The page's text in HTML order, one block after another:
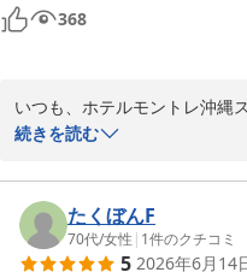
またお会いできます日を心よ
ホテルモントレ沖縄 スパ＆
2026-06-28
毎度のことですが、客室数に対
階にしかないので洗濯物を持っ
ビーチタオル無料貸し出しもと
増やしていただけるとなおよい
またお世話になります！
368
いつも、ホテルモントレ沖縄
たチャペルでの大切な挙式以
今回は広々としたコーナール
用いただき、ご満足いただけ
続きを読む
たくぼんF
70代/女性 | 1件のクチコミ
5 2026年6月14